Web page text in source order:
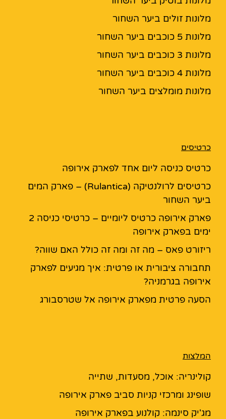
מלונות זולים ביער השחור
מלונות 5 כוכבים ביער השחור
מלונות 3 כוכבים ביער השחור
מלונות 4 כוכבים ביער השחור
מלונות מומלצים ביער השחור
כרטיסים
כרטיס כניסה ליום אחד לפארק אירופה
כרטיסים לרולנטיקה (Rulantica) – פארק המים
ביער השחור
פארק אירופה כרטיס ליומיים – כרטיסי כניסה 2
ימים בפארק אירופה
ריזורט פאס – מה זה ומה זה כולל האם שווה?
תחבורה ציבורית או פרטית: איך מגיעים לפארק
אירופה בגרמניה?
הסעה פרטית מפארק אירופה אל שטרסבורג
המלצות
קולינריה: אוכל, מסעדות, שתייה
שופינג ומרכזי קניות סביב פארק אירופה
מג'יק סינמה: קולנוע בפארק אירופה